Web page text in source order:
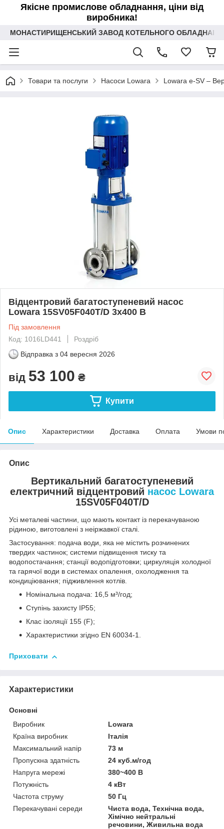
Якісне промислове обладнання, ціни від
виробника!
МОНАСТИРИЩЕНСЬКИЙ ЗАВОД КОТЕЛЬНОГО
Товари та послуги Насоси Lowara Lowara e-SV –
Відцентровий багатоступеневий насос
Lowara 15SV05F040T/D 3x400 B
Під замовлення
Код: 1016LD441
Роздріб
Відправка з 04 вересня 2026
від 53 100 ₴
Купити
Опис Характеристики Доставка Оплата Умови
Опис
Вертикальний багатоступеневий
електричний відцентровий насос Lowara
15SV05F040T/D
Усі металеві частини, що мають контакт із перекачуваною
рідиною, виготовлені з неіржавкої сталі.
Застосування: подача води, яка не містить розчинених
твердих частинок; системи підвищення тиску та
водопостачання; станції водопідготовки; циркуляція холодної
та гарячої води в системах опалення, охолодження та
кондиціювання; підживлення котлів.
Номінальна подача: 16,5 м³/год;
Ступінь захисту IP55;
Клас ізоляції 155 (F);
Характеристики згідно EN 60034-1.
Приховати
Характеристики
Основні
Виробник
Lowara
Країна виробник
Італія
Максимальний напір
73 м
Пропускна здатність
24 куб.м/год
Напруга мережі
380~400 В
Потужність
4 кВт
Частота струму
50 Гц
Перекачувані середи
Чиста вода, Технічна вода,
Хімічно нейтральні
речовини, Живильна вода